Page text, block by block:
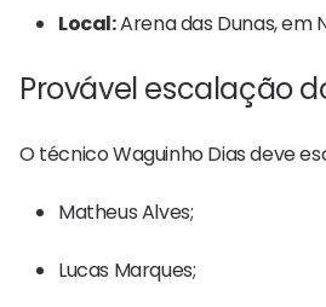
Local:Arena das Dunas, em
Provável escalação
O técnico Waguinho Dias deve
Matheus Alves;
Lucas Marques;